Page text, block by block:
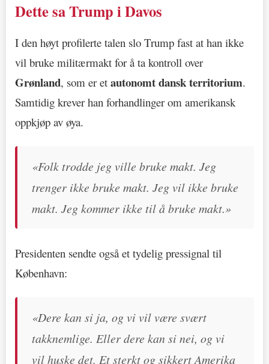
Dette sa Trump i Davos
I den høyt profilerte talen slo Trump fast at han ikke
vil bruke militærmakt for å ta kontroll over
Grønland, som er et autonomt dansk territorium.
Samtidig krever han forhandlinger om amerikansk
oppkjøp av øya.
«Folk trodde jeg ville bruke makt. Jeg
trenger ikke bruke makt. Jeg vil ikke bruke
makt. Jeg kommer ikke til å bruke makt.»
Presidenten sendte også et tydelig pressignal til
København:
«Dere kan si ja, og vi vil være svært
takknemlige. Eller dere kan si nei, og vi
vil huske det. Et sterkt og sikkert Amerika